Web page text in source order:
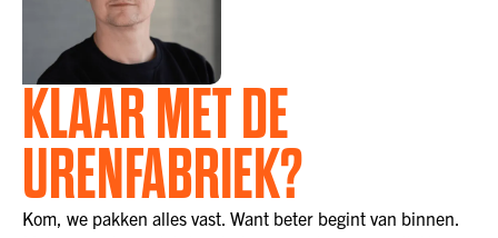
KLAAR MET DE
URENFABRIEK?
Kom, we pakken alles vast. Want beter begint van binnen.